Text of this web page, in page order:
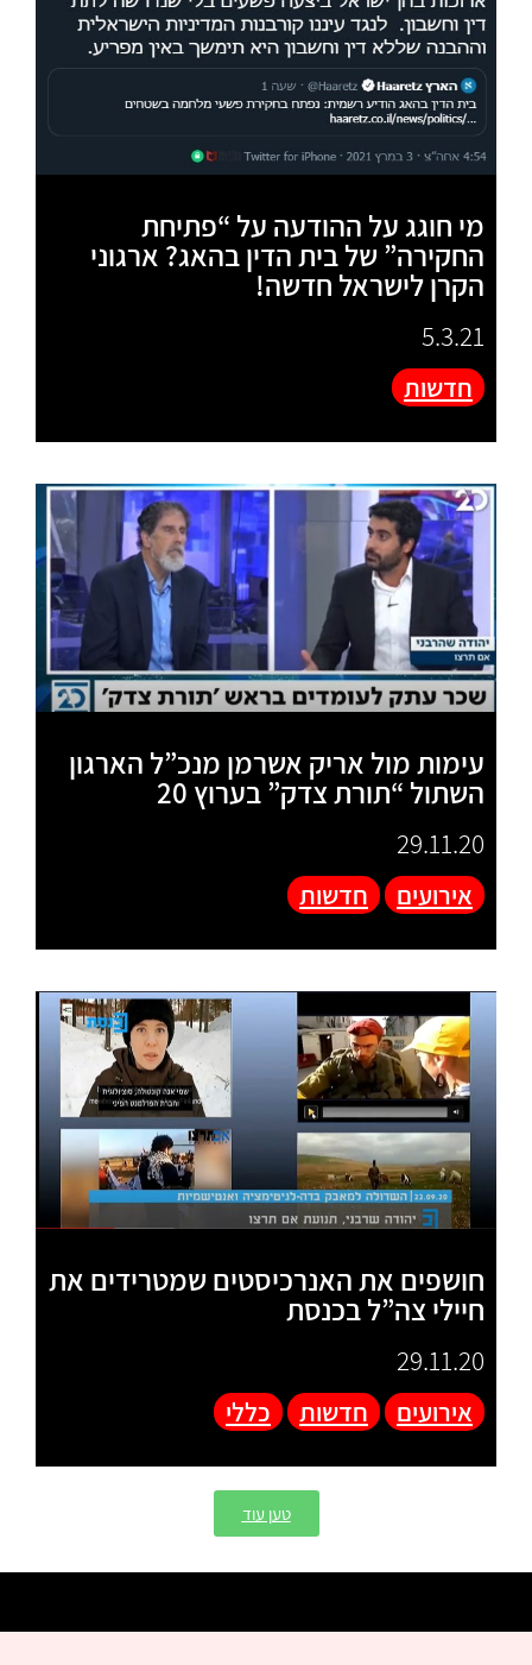
מי חוגג על ההודעה על “פתיחת
החקירה” של בית הדין בהאג? ארגוני
הקרן לישראל חדשה!
5.3.21
חדשות
עימות מול אריק אשרמן מנכ”ל הארגון
השתול “תורת צדק” בערוץ 20
29.11.20
אירועים חדשות
חושפים את האנרכיסטים שמטרידים את
חיילי צה”ל בכנסת
29.11.20
אירועים חדשות כללי
טען עוד